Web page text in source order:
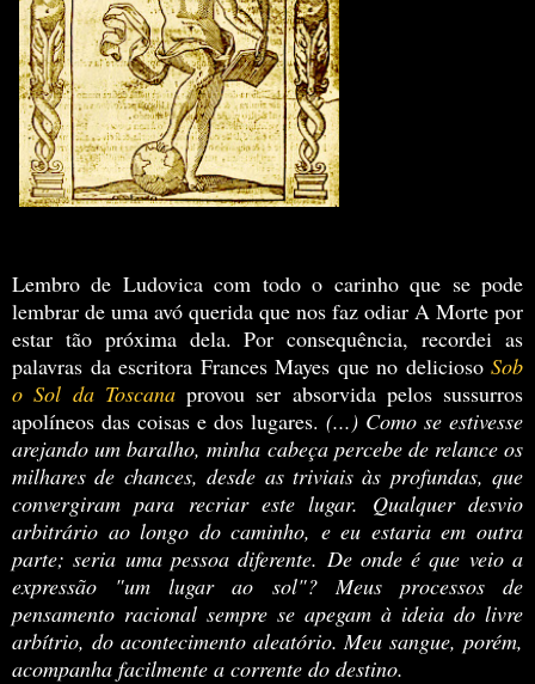
Lembro de Ludovica com todo o carinho que se pode
lembrar de uma avó querida que nos faz odiar A Morte por
estar tão próxima dela. Por consequência, recordei as
palavras da escritora Frances Mayes que no delicioso Sob
o Sol da Toscanaprovou ser absorvida pelos sussurros
apolíneos das coisas e dos lugares. (...) Como se estivesse
arejando um baralho, minha cabeça percebe de relance os
milhares de chances, desde as triviais às profundas, que
convergiram para recriar este lugar. Qualquer desvio
arbitrário ao longo do caminho, e eu estaria em outra
parte; seria uma pessoa diferente. De onde é que veio a
expressão "um lugar ao sol"? Meus processos de
pensamento racional sempre se apegam à ideia do livre
arbítrio, do acontecimento aleatório. Meu sangue, porém,
acompanha facilmente a corrente do destino.